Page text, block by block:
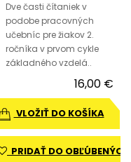
Dve časti čítaniek v
podobe pracovných
učebníc pre žiakov 2.
ročníka v prvom cykle
základného vzdelá..
16,00 €
VLOŽIŤ DO KOŠÍKA
PRIDAŤ DO OBĽÚBENÝCH